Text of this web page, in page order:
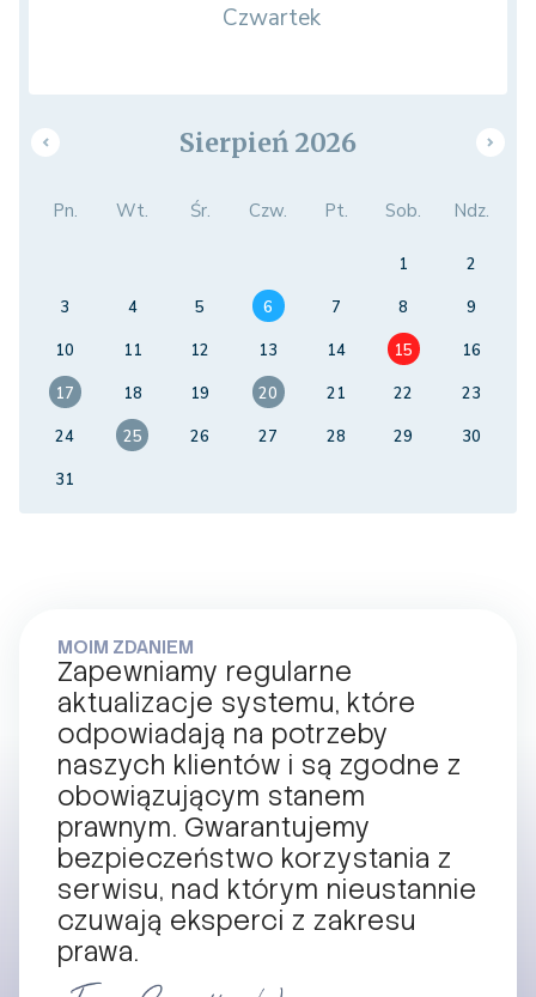
Czwartek
Sierpień 2026
Pn. Wt. Śr. Czw. Pt. Sob. Ndz.
1
2
3
4 5 6 7 8
9
10
11 12 13 14 15
16
17
18 19 20 21 22
23
24
25 26 27 28 29
30
31
MOIM ZDANIEM
Zapewniamy regularne
aktualizacje systemu, które
odpowiadają na potrzeby
naszych klientów i są zgodne z
obowiązującym stanem
prawnym. Gwarantujemy
bezpieczeństwo korzystania z
serwisu, nad którym nieustannie
czuwają eksperci z zakresu
prawa.